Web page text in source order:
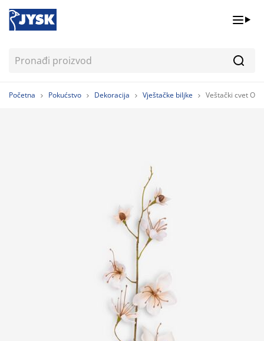
Početna Pokućstvo Dekoracija Vještačke biljke Veštački cvet